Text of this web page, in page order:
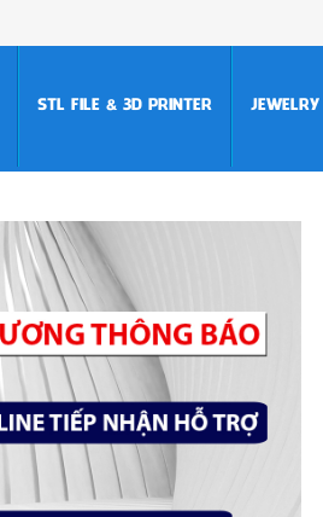
STL FILE & 3D PRINTER